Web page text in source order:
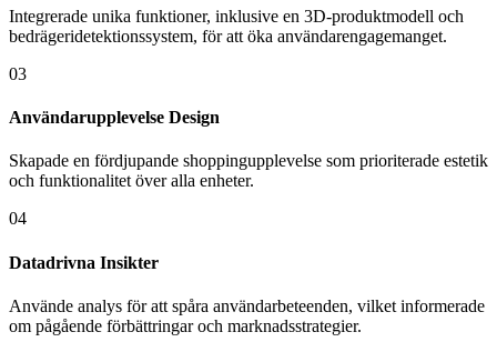
Integrerade unika funktioner, inklusive en 3D-produktmodell och
bedrägeridetektionssystem, för att öka användarengagemanget.
03
Användarupplevelse Design
Skapade en fördjupande shoppingupplevelse som prioriterade estetik
och funktionalitet över alla enheter.
04
Datadrivna Insikter
Använde analys för att spåra användarbeteenden, vilket informerade
om pågående förbättringar och marknadsstrategier.